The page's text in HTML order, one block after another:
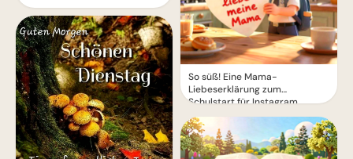
So süß! Eine Mama-
Liebeserklärung zum
Schulstart für Instagram